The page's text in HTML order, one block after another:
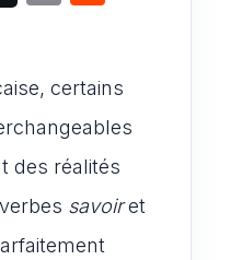
l
di
t
certains
des réalités
savoiret